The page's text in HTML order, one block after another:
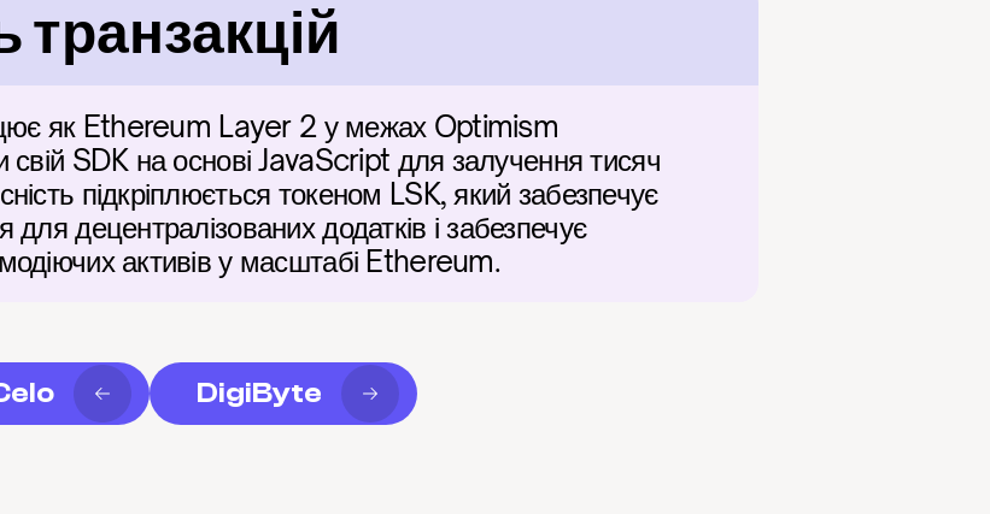
транзакцій
як Ethereum Layer 2 у межах Optimism
SDK на основі JavaScript для залучення тисяч
підкріплюється токеном LSK, який забезпечує
децентралізованих додатків і забезпечує
активів у масштабі Ethereum.
DigiByte